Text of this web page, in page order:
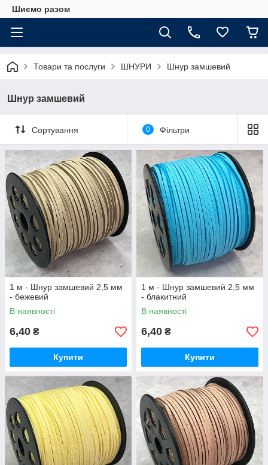
Шиємо разом
Товари та послуги ШНУРИ Шнур замшевий
Шнур замшевий
Сортування 0 Фільтри
1 м - Шнур замшевий 2,5 мм
- бежевий
В наявності
6,40 ₴
Купити
1 м - Шнур замшевий 2,5 мм
- блакитний
В наявності
6,40 ₴
Купити